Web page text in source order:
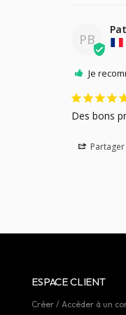
PB
Je
Des bons
Partager
ESPACE CLIENT
Créer / Accèder à un